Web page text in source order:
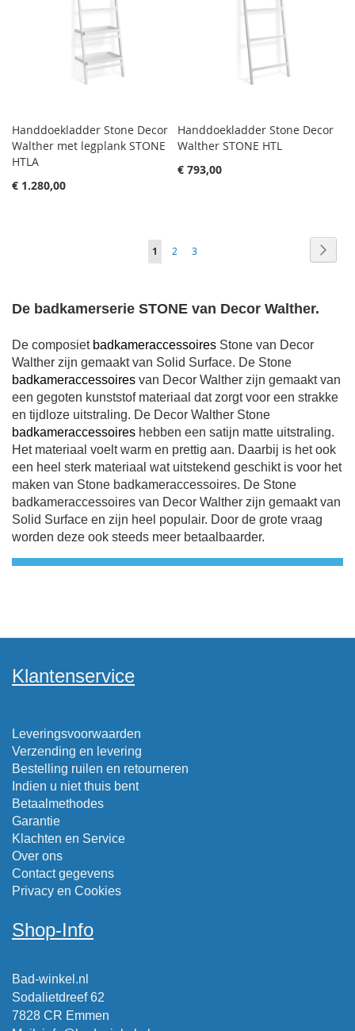
Handdoekladder Stone Decor
Walther met legplank STONE
HTLA
€ 1.280,00
Handdoekladder Stone Decor
Walther STONE HTL
€ 793,00
Pagina
Je1 Pagina
2 Pagina
3
De badkamerserie STONE van Decor Walther.
De composiet badkameraccessoires Stone van Decor
Walther zijn gemaakt van Solid Surface. De Stone
badkameraccessoires van Decor Walther zijn gemaakt van
een gegoten kunststof materiaal dat zorgt voor een strakke
en tijdloze uitstraling. De Decor Walther Stone
badkameraccessoires hebben een satijn matte uitstraling.
Het materiaal voelt warm en prettig aan. Daarbij is het ook
een heel sterk materiaal wat uitstekend geschikt is voor het
maken van Stone badkameraccessoires. De Stone
badkameraccessoires van Decor Walther zijn gemaakt van
Solid Surface en zijn heel populair. Door de grote vraag
worden deze ook steeds meer betaalbaarder.
Klantenservice
Leveringsvoorwaarden
Verzending en levering
Bestelling ruilen en retourneren
Indien u niet thuis bent
Betaalmethodes
Garantie
Klachten en Service
Over ons
Contact gegevens
Privacy en Cookies
Shop-Info
Bad-winkel.nl
Sodalietdreef 62
7828 CR Emmen